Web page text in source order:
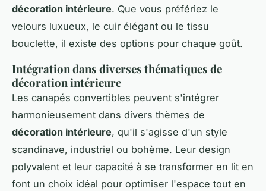
décoration intérieure. Que vous préfériez le
velours luxueux, le cuir élégant ou le tissu
bouclette, il existe des options pour chaque goût.
Intégration dans diverses thématiques de
décoration intérieure
Les canapés convertibles peuvent s'intégrer
harmonieusement dans divers thèmes de
décoration intérieure, qu'il s'agisse d'un style
scandinave, industriel ou bohème. Leur design
polyvalent et leur capacité à se transformer en lit en
font un choix idéal pour optimiser l'espace tout en